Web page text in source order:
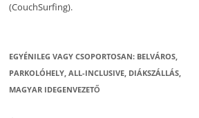
(CouchSurfing).
EGYÉNILEG VAGY CSOPORTOSAN: BELVÁROS,
PARKOLÓHELY, ALL-INCLUSIVE, DIÁKSZÁLLÁS,
MAGYAR IDEGENVEZETŐ